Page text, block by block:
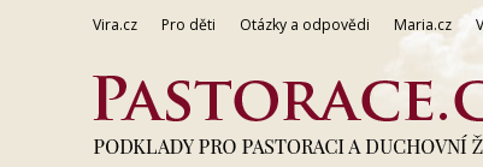
Vira.cz Pro děti Otázky a odpovědi Maria.cz